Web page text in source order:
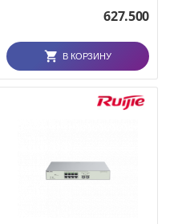
627.500
В КОРЗИНУ